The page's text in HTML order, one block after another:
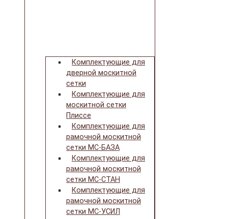
Комплектующие для
дверной москитной
сетки
Комплектующие для
москитной сетки
Плиссе
Комплектующие для
рамочной москитной
сетки МС-БАЗА
Комплектующие для
рамочной москитной
сетки МС-СТАН
Комплектующие для
рамочной москитной
сетки МС-УСИЛ